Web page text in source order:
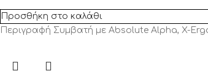
Προσθήκη στο καλάθι
Περιγραφή Συμβατή με Absolute Alpha, X-